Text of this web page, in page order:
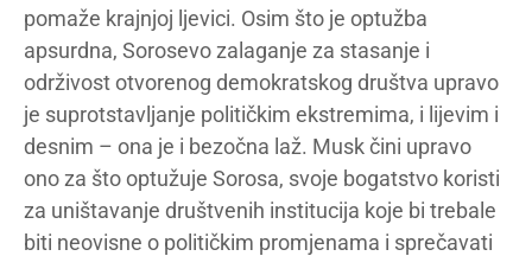
pomaže krajnjoj ljevici. Osim što je optužba
apsurdna, Sorosevo zalaganje za stasanje i
održivost otvorenog demokratskog društva upravo
je suprotstavljanje političkim ekstremima, i lijevim i
desnim – ona je i bezočna laž. Musk čini upravo
ono za što optužuje Sorosa, svoje bogatstvo koristi
za uništavanje društvenih institucija koje bi trebale
biti neovisne o političkim promjenama i sprečavati